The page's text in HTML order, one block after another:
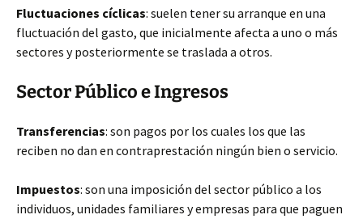
Fluctuaciones cíclicas: suelen tener su arranque en una
fluctuación del gasto, que inicialmente afecta a uno o más
sectores y posteriormente se traslada a otros.
Sector Público e Ingresos
Transferencias: son pagos por los cuales los que las
reciben no dan en contraprestación ningún bien o servicio.
Impuestos: son una imposición del sector público a los
individuos, unidades familiares y empresas para que paguen